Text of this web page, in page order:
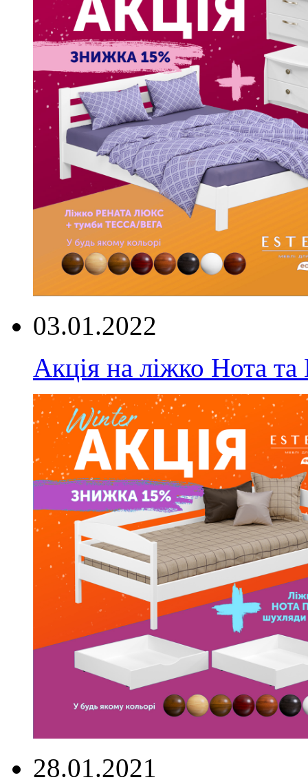
03.01.2022
Акція на ліжко Нота
28.01.2021